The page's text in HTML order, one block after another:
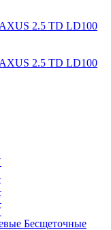
Бесщеточные